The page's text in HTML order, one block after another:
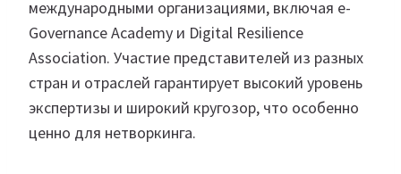
международными организациями, включая e-
Governance Academy и Digital Resilience
Association. Участие представителей из разных
стран и отраслей гарантирует высокий уровень
экспертизы и широкий кругозор, что особенно
ценно для нетворкинга.